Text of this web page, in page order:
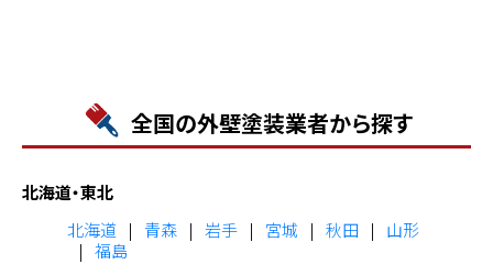
全国の外壁塗装業者から探す
北海道・東北
北海道
青森 岩手 宮城 秋田
山形
福島